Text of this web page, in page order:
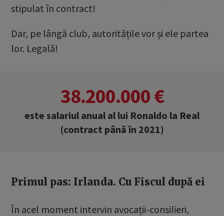
stipulat în contract!
Dar, pe lângă club, autoritățile vor și ele partea
lor. Legală!
38.200.000 €
este salariul anual al lui Ronaldo la Real
(contract până în 2021)
Primul pas: Irlanda. Cu Fiscul după ei
În acel moment intervin avocații-consilieri,